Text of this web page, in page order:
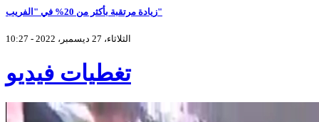
زيادة مرتقبة بأكثر من 20% في "الفريب"
الثلاثاء، 27 ديسمبر، 2022 - 10:27
تغطيات فيديو